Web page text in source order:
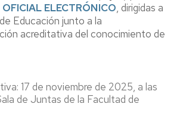
OFICIAL ELECTRÓNICO, dirigidas a
Educación junto a la
acreditativa del conocimiento de
17 de noviembre de 2025, a las
de Juntas de la Facultad de